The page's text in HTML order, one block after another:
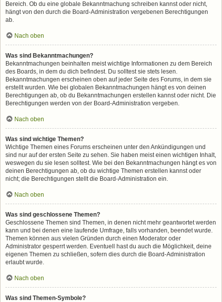
Bereich. Ob du eine globale Bekanntmachung schreiben kannst oder nicht,
hängt von den durch die Board-Administration vergebenen Berechtigungen
ab.
Nach oben
Was sind Bekanntmachungen?
Bekanntmachungen beinhalten meist wichtige Informationen zu dem Bereich
des Boards, in dem du dich befindest. Du solltest sie stets lesen.
Bekanntmachungen erscheinen oben auf jeder Seite des Forums, in dem sie
erstellt wurden. Wie bei globalen Bekanntmachungen hängt es von deinen
Berechtigungen ab, ob du Bekanntmachungen erstellen kannst oder nicht. Die
Berechtigungen werden von der Board-Administration vergeben.
Nach oben
Was sind wichtige Themen?
Wichtige Themen eines Forums erscheinen unter den Ankündigungen und
sind nur auf der ersten Seite zu sehen. Sie haben meist einen wichtigen Inhalt,
weswegen du sie lesen solltest. Wie bei den Bekanntmachungen hängt es von
deinen Berechtigungen ab, ob du wichtige Themen erstellen kannst oder
nicht; die Berechtigungen stellt die Board-Administration ein.
Nach oben
Was sind geschlossene Themen?
Geschlossene Themen sind Themen, in denen nicht mehr geantwortet werden
kann und bei denen eine laufende Umfrage, falls vorhanden, beendet wurde.
Themen können aus vielen Gründen durch einen Moderator oder
Administrator gesperrt werden. Eventuell hast du auch die Möglichkeit, deine
eigenen Themen zu schließen, sofern dies durch die Board-Administration
erlaubt wurde.
Nach oben
Was sind Themen-Symbole?